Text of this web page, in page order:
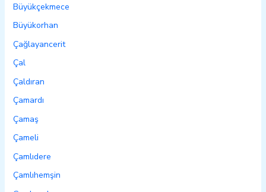
Büyükçekmece
Büyükorhan
Çağlayancerit
Çal
Çaldıran
Çamardı
Çamaş
Çameli
Çamlıdere
Çamlıhemşin